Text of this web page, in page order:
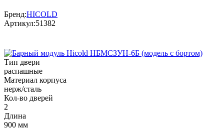
Бренд:HICOLD
Артикул:51382
Тип двери
распашные
Материал корпуса
нерж/сталь
Кол-во дверей
2
Длина
900 мм